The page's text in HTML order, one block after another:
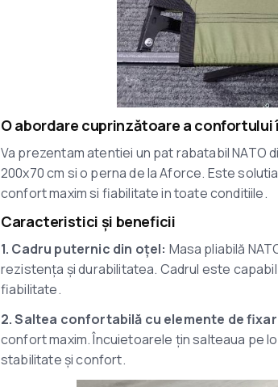
O abordare cuprinzătoare a
Va prezentam atentiei un pat rabatabil NATO
200x70 cm si o perna de la Aforce. Este
confort maxim si fiabilitate in toate conditiile.
Caracteristici și beneficii
1. Cadru puternic din oțel: Masa pliabilă
rezistența și durabilitatea. Cadrul este
fiabilitate.
2. Saltea confortabilă cu elemente de
confort maxim. Încuietoarele țin salteaua pe
stabilitate și confort.